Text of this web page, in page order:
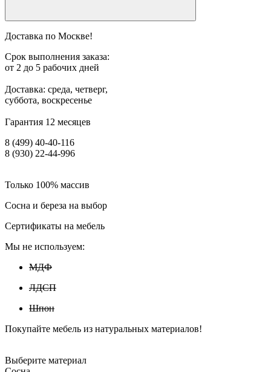
Доставка по Москве!
Срок выполнения заказа:
от 2 до 5 рабочих дней
Доставка: среда, четверг,
суббота, воскресенье
Гарантия 12 месяцев
8 (499) 40-40-116
8 (930) 22-44-996
Только 100% массив
Сосна и береза на выбор
Сертификаты на мебель
Мы не используем:
МДФ
ЛДСП
Шпон
Покупайте мебель из натуральных материалов!
Выберите материал